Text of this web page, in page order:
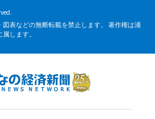
表などの無断転載を禁止します。 著作権は浦
します。